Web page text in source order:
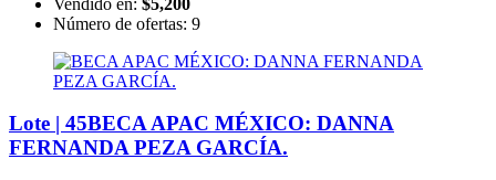
Número de ofertas: 9
Lote | 45BECA APAC MÉXICO: DANNA
FERNANDA PEZA GARCÍA.